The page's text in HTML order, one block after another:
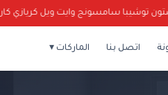
توشيبا سامسونج وايت ويل كريازي كاريير
اتصل بنا الماركات ▾